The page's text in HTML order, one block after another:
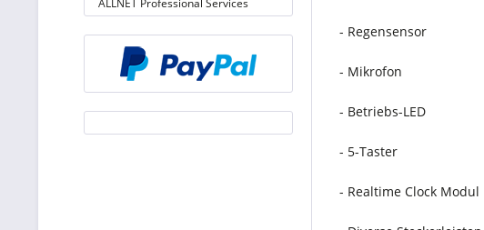
ALLNET Professional Services
- Regensensor
- Mikrofon
- Betriebs-LED
- 5-Taster
- Realtime Clock Modul